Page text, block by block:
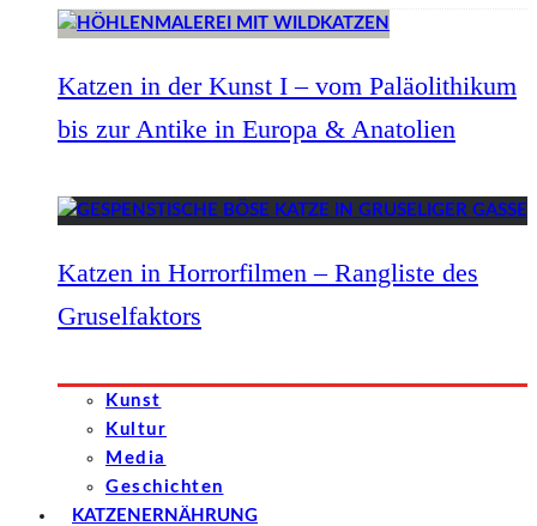
Katzen in der Kunst I – vom Paläolithikum
bis zur Antike in Europa & Anatolien
Katzen in Horrorfilmen – Rangliste des
Gruselfaktors
Kunst
Kultur
Media
Geschichten
KATZENERNÄHRUNG